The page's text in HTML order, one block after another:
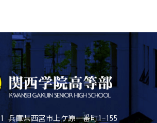
兵庫県西宮市上ケ原一番町1-155